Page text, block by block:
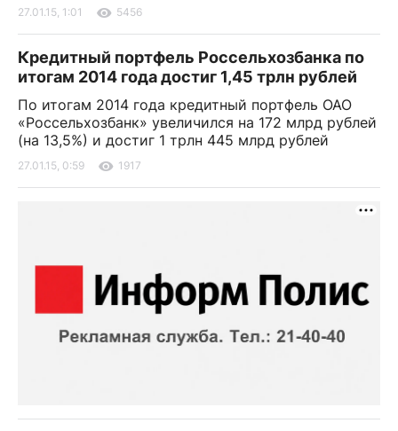
27.01.15, 1:01 5456
Кредитный портфель Россельхозбанка по
итогам 2014 года достиг 1,45 трлн рублей
По итогам 2014 года кредитный портфель ОАО
«Россельхозбанк» увеличился на 172 млрд рублей
(на 13,5%) и достиг 1 трлн 445 млрд рублей
27.01.15, 0:59 1917